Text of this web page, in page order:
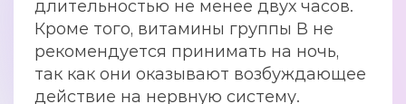
длительностью не менее двух часов.
Кроме того, витамины группы В не
рекомендуется принимать на ночь,
так как они оказывают возбуждающее
действие на нервную систему.